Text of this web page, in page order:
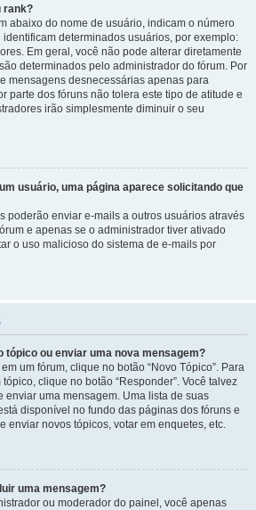
rank?
abaixo do nome de usuário, indicam o número
determinados usuários, por exemplo:
Em geral, você não pode alterar diretamente
determinados pelo administrador do fórum. Por
mensagens desnecessárias apenas para
parte dos fóruns não tolera este tipo de atitude e
irão simplesmente diminuir o seu
usuário, uma página aparece solicitando que
poderão enviar e-mails a outros usuários através
e apenas se o administrador tiver ativado
o uso malicioso do sistema de e-mails por
tópico ou enviar uma nova mensagem?
um fórum, clique no botão “Novo Tópico”. Para
clique no botão “Responder”. Você talvez
enviar uma mensagem. Uma lista de suas
disponível no fundo das páginas dos fóruns e
enviar novos tópicos, votar em enquetes, etc.
uma mensagem?
ou moderador do painel, você apenas